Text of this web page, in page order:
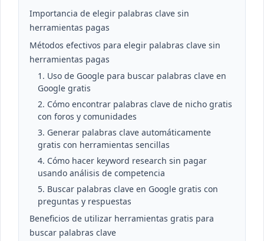
Importancia de elegir palabras clave sin
herramientas pagas
Métodos efectivos para elegir palabras clave sin
herramientas pagas
1. Uso de Google para buscar palabras clave en
Google gratis
2. Cómo encontrar palabras clave de nicho gratis
con foros y comunidades
3. Generar palabras clave automáticamente
gratis con herramientas sencillas
4. Cómo hacer keyword research sin pagar
usando análisis de competencia
5. Buscar palabras clave en Google gratis con
preguntas y respuestas
Beneficios de utilizar herramientas gratis para
buscar palabras clave